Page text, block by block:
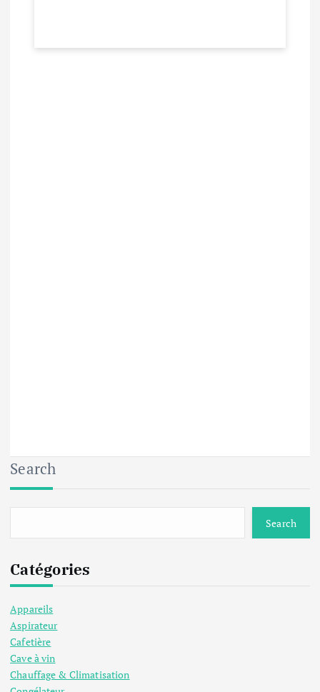
Search
Search
Catégories
Appareils
Aspirateur
Cafetière
Cave à vin
Chauffage & Climatisation